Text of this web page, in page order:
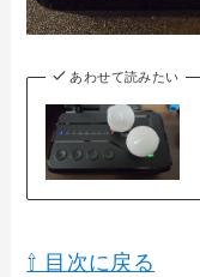
あわせて読みたい
⇧ 目次に戻る